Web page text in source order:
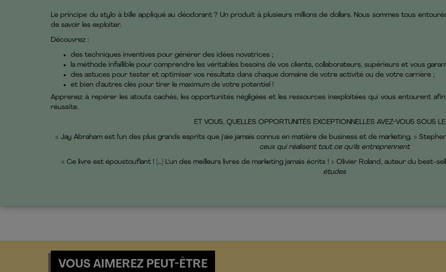
Le principe du stylo à bille appliqué au déodorant ? Un produit à plusieurs millions de dollars. Nous sommes tous
de savoir les exploiter.
Découvrez :
des techniques inventives pour générer des idées novatrices ;
la méthode infaillible pour comprendre les véritables besoins de vos clients, collaborateurs, supérieurs et vous
des astuces pour tester et optimiser vos résultats dans chaque domaine de votre activité ou de votre carrière ;
et bien d'autres clés pour tirer le maximum de votre potentiel !
Apprenez à repérer les atouts cachés, les opportunités négligées et les ressources inexploitées qui vous entourent
réussite.
ET VOUS, QUELLES OPPORTUNITÉS EXCEPTIONNELLES AVEZ-VOUS SOUS
« Jay Abraham est l'un des plus grands esprits que j'aie jamais connus en matière de business et de marketing. »
ceux qui réalisent tout ce qu'ils entreprennent
« Ce livre est époustouflant ! […] L'un des meilleurs livres de marketing jamais écrits ! » Olivier Roland, auteur du best-
études
VOUS AIMEREZ PEUT-ÊTRE